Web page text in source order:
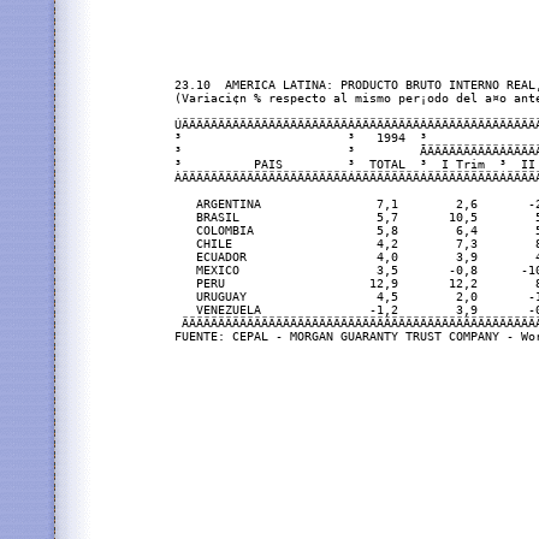
23.10  AMERICA LATINA: PRODUCTO BRUTO INTERNO
(Variaci¢n % respecto al mismo per¡odo del a¤o
³                       ³   1994  ³
³                       ³
³          PAIS         ³  TOTAL  ³  I Trim  ³  II
ARGENTINA                7,1        2,6
BRASIL                   5,7       10,5
COLOMBIA                 5,8        6,4
CHILE                    4,2        7,3
ECUADOR                  4,0        3,9
MEXICO                   3,5       -0,8      -
PERU                    12,9       12,2
URUGUAY                  4,5        2,0
VENEZUELA               -1,2        3,9